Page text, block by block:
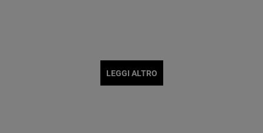
LEGGI ALTRO